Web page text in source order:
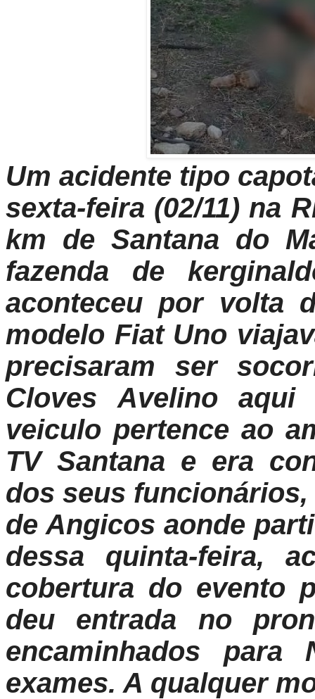
Um acidente tipo
sexta-feira (02/11) na
km de Santana do
fazenda de
aconteceu por volta
modelo Fiat Uno
precisaram ser
Cloves Avelino
veiculo pertence ao
TV Santana e era
dos seus
de Angicos aonde
dessa quinta-feira,
cobertura do evento
deu entrada no
encaminhados para
exames. A qualquer